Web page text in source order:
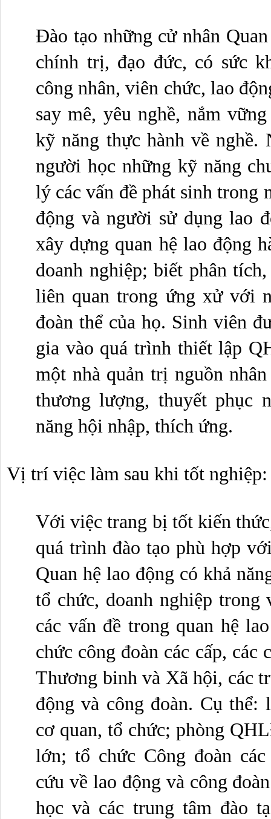
Đào tạo những cử nhân
chính trị, đạo đức, có sức
công nhân, viên chức, lao
say mê, yêu nghề, nắm
kỹ năng thực hành về nghề.
người học những kỹ năng
lý các vấn đề phát sinh trong
động và người sử dụng lao
xây dựng quan hệ lao động
doanh nghiệp; biết phân
liên quan trong ứng xử với
đoàn thể của họ. Sinh viên
gia vào quá trình thiết lập
một nhà quản trị nguồn
thương lượng, thuyết phục
năng hội nhập, thích ứng.
Vị trí việc làm sau khi tốt nghiệp:
Với việc trang bị tốt kiến
quá trình đào tạo phù hợp
Quan hệ lao động có khả
tổ chức, doanh nghiệp
các vấn đề trong quan hệ
chức công đoàn các cấp,
Thương binh và Xã hội, các
động và công đoàn. Cụ thể:
cơ quan, tổ chức; phòng
lớn; tổ chức Công đoàn
cứu về lao động và công
học và các trung tâm đào